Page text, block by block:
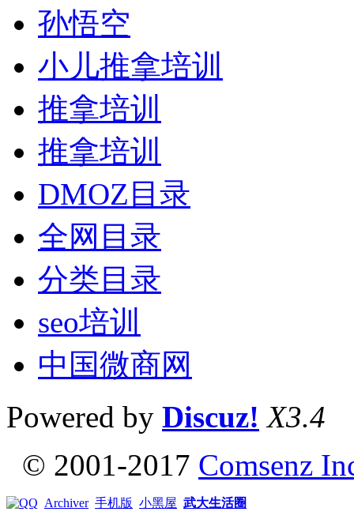
孙悟空
小儿推拿培训
推拿培训
推拿培训
DMOZ目录
全网目录
分类目录
seo培训
中国微商网
Powered by Discuz! X3.4
© 2001-2017 Comsenz
Archiver 手机版 小黑屋 武大生活圈